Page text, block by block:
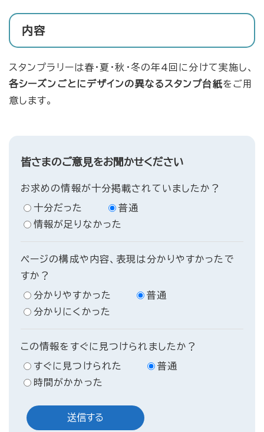
内容
スタンプラリーは春・夏・秋・冬の年4回に分けて実施し、
各シーズンごとにデザインの異なるスタンプ台紙をご用
意します。
皆さまのご意見をお聞かせください
お求めの情報が十分掲載されていましたか？
十分だった
普通
情報が足りなかった
ページの構成や内容、表現は分かりやすかったで
すか？
分かりやすかった
普通
分かりにくかった
この情報をすぐに見つけられましたか？
すぐに見つけられた
普通
時間がかかった